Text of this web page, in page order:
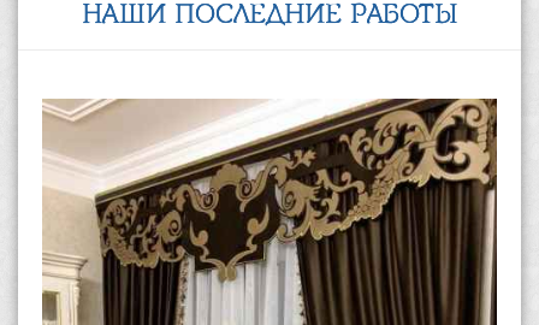
НАШИ ПОСЛЕДНИЕ РАБОТЫ